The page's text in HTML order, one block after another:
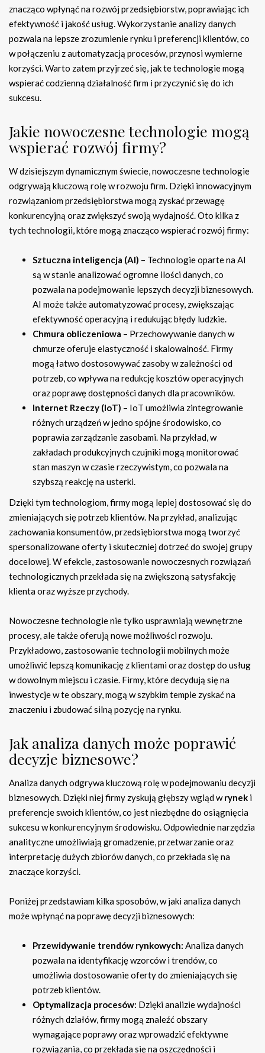
znacząco wpłynąć na rozwój przedsiębiorstw, poprawiając ich
efektywność i jakość usług. Wykorzystanie analizy danych
pozwala na lepsze zrozumienie rynku i preferencji klientów, co
w połączeniu z automatyzacją procesów, przynosi wymierne
korzyści. Warto zatem przyjrzeć się, jak te technologie mogą
wspierać codzienną działalność firm i przyczynić się do ich
sukcesu.
Jakie nowoczesne technologie mogą
wspierać rozwój firmy?
W dzisiejszym dynamicznym świecie, nowoczesne technologie
odgrywają kluczową rolę w rozwoju firm. Dzięki innowacyjnym
rozwiązaniom przedsiębiorstwa mogą zyskać przewagę
konkurencyjną oraz zwiększyć swoją wydajność. Oto kilka z
tych technologii, które mogą znacząco wspierać rozwój firmy:
Sztuczna inteligencja (AI) – Technologie oparte na AI
są w stanie analizować ogromne ilości danych, co
pozwala na podejmowanie lepszych decyzji biznesowych.
AI może także automatyzować procesy, zwiększając
efektywność operacyjną i redukując błędy ludzkie.
Chmura obliczeniowa – Przechowywanie danych w
chmurze oferuje elastyczność i skalowalność. Firmy
mogą łatwo dostosowywać zasoby w zależności od
potrzeb, co wpływa na redukcję kosztów operacyjnych
oraz poprawę dostępności danych dla pracowników.
Internet Rzeczy (IoT) – IoT umożliwia zintegrowanie
różnych urządzeń w jedno spójne środowisko, co
poprawia zarządzanie zasobami. Na przykład, w
zakładach produkcyjnych czujniki mogą monitorować
stan maszyn w czasie rzeczywistym, co pozwala na
szybszą reakcję na usterki.
Dzięki tym technologiom, firmy mogą lepiej dostosować się do
zmieniających się potrzeb klientów. Na przykład, analizując
zachowania konsumentów, przedsiębiorstwa mogą tworzyć
spersonalizowane oferty i skuteczniej dotrzeć do swojej grupy
docelowej. W efekcie, zastosowanie nowoczesnych rozwiązań
technologicznych przekłada się na zwiększoną satysfakcję
klienta oraz wyższe przychody.
Nowoczesne technologie nie tylko usprawniają wewnętrzne
procesy, ale także oferują nowe możliwości rozwoju.
Przykładowo, zastosowanie technologii mobilnych może
umożliwić lepszą komunikację z klientami oraz dostęp do usług
w dowolnym miejscu i czasie. Firmy, które decydują się na
inwestycje w te obszary, mogą w szybkim tempie zyskać na
znaczeniu i zbudować silną pozycję na rynku.
Jak analiza danych może poprawić
decyzje biznesowe?
Analiza danych odgrywa kluczową rolę w podejmowaniu decyzji
biznesowych. Dzięki niej firmy zyskują głębszy wgląd wrynek i
preferencje swoich klientów, co jest niezbędne do osiągnięcia
sukcesu w konkurencyjnym środowisku. Odpowiednie narzędzia
analityczne umożliwiają gromadzenie, przetwarzanie oraz
interpretację dużych zbiorów danych, co przekłada się na
znaczące korzyści.
Poniżej przedstawiam kilka sposobów, w jaki analiza danych
może wpłynąć na poprawę decyzji biznesowych:
Przewidywanie trendów rynkowych: Analiza danych
pozwala na identyfikację wzorców i trendów, co
umożliwia dostosowanie oferty do zmieniających się
potrzeb klientów.
Optymalizacja procesów: Dzięki analizie wydajności
różnych działów, firmy mogą znaleźć obszary
wymagające poprawy oraz wprowadzić efektywne
rozwiązania, co przekłada się na oszczędności i